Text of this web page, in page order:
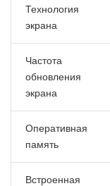
Технология
экрана
Частота
обновления
экрана
Оперативная
память
Встроенная